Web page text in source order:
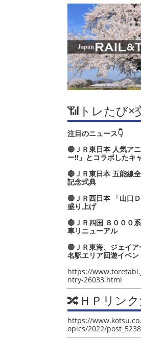
📶トレたび×
注目のニュース👇
🔴ＪＲ東日本 人気ア
ー‼」とコラボしたキ
🔴ＪＲ東日本 五能線
記念式典
🔴ＪＲ西日本 「山口
盛り上げ
🔴ＪＲ四国 ８０００
車リニューアル
🔴ＪＲ東海、ジェイ
名駅エリア回遊イベン
https://
ntry-26033.html
🔀ＨＰリン
https://
opics/2022/